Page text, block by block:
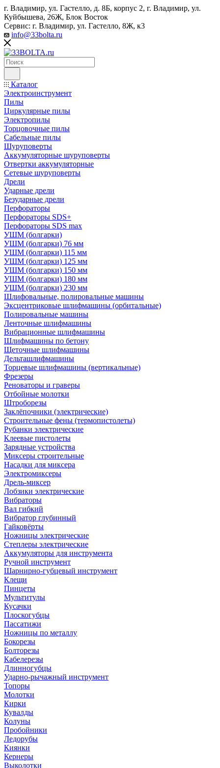
г. Владимир, ул. Гастелло, д. 8Б, корпус 2, г. Владимир, ул. ​
Куйбышева, 26Ж, Блок Восток
Сервис: г. Владимир, ул. Гастелло, 8Ж, к3
info@33bolta.ru
Каталог
Электроинструмент
Пилы
Циркулярные пилы
Электропилы
Торцовочные пилы
Сабельные пилы
Шуруповерты
Аккумуляторные шуруповерты
Отвертки аккумуляторные
Сетевые шуруповерты
Дрели
Ударные дрели
Безударные дрели
Перфораторы
Перфораторы SDS+
Перфораторы SDS max
УШМ (болгарки)
УШМ (болгарки) 76 мм
УШМ (болгарки) 115 мм
УШМ (болгарки) 125 мм
УШМ (болгарки) 150 мм
УШМ (болгарки) 180 мм
УШМ (болгарки) 230 мм
Шлифовальные, полировальные машины
Эксцентриковые шлифмашины (орбитальные)
Полировальные машины
Ленточные шлифмашины
Вибрационные шлифмашины
Шлифмашины по бетону
Щеточные шлифмашины
Дельташлифмашины
Торцевые шлифмашины (вертикальные)
Фрезеры
Реноваторы и граверы
Отбойные молотки
Штроборезы
Заклёпочники (электрические)
Строительные фены (термопистолеты)
Рубанки электрические
Клеевые пистолеты
Зарядные устройства
Миксеры строительные
Насадки для миксера
Электромиксеры
Дрель-миксер
Лобзики электрические
Вибраторы
Вал гибкий
Вибратор глубинный
Гайковёрты
Ножницы электрические
Степлеры электрические
Аккумуляторы для инструмента
Ручной инструмент
Шарнирно-губцевый инструмент
Клещи
Пинцеты
Мультитулы
Кусачки
Плоскогубцы
Пассатижи
Ножницы по металлу
Бокорезы
Болторезы
Кабелерезы
Длинногубцы
Ударно-рычажный инструмент
Топоры
Молотки
Кирки
Кувалды
Колуны
Пробойники
Ледорубы
Киянки
Кернеры
Выколотки